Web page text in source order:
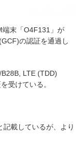
端末「O4F131」が
の認証を通過し
LTE (TDD)
受けている。
載しているが、より